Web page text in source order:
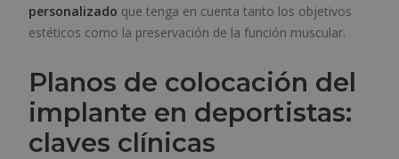
personalizado que tenga en cuenta tanto los objetivos
estéticos como la preservación de la función muscular.
Planos de colocación del
implante en deportistas:
claves clínicas